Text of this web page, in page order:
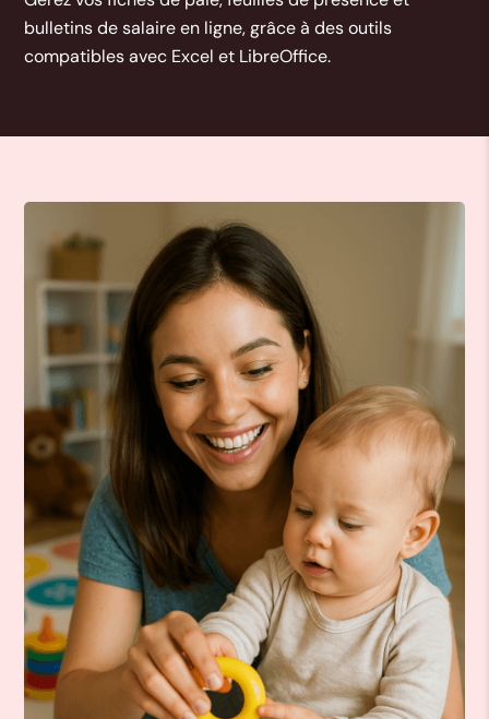
bulletins de salaire en ligne, grâce à des outils
compatibles avec Excel et LibreOffice.